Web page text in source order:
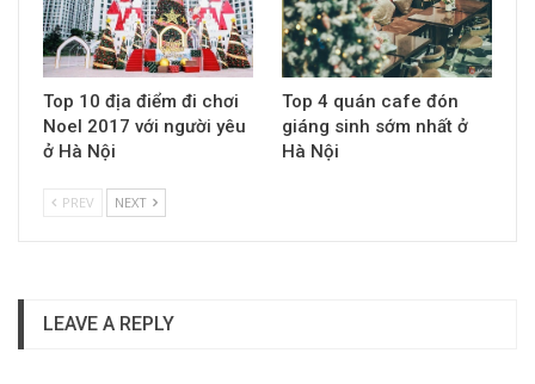
Top 10 địa điểm đi chơi
Noel 2017 với người yêu
ở Hà Nội
Top 4 quán cafe đón
giáng sinh sớm nhất ở
Hà Nội
PREV NEXT
LEAVE A REPLY